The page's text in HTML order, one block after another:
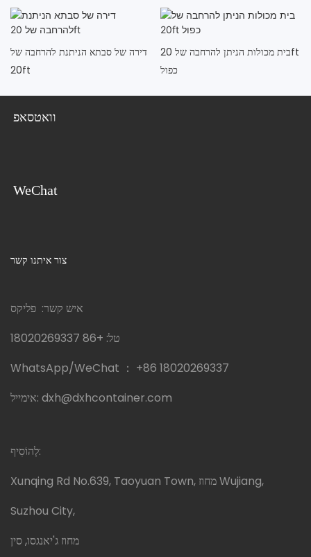
דירה של סבתא הניתנת להרחבה של
20ft
בית מכולות הניתן להרחבה של 20ft
כפול
וואטסאפ
WeChat
צור איתנו קשר
איש קשר: פליקס
טל: +86 18020269337
WhatsApp/WeChat ： +86 18020269337
אימייל: dxh@dxhcontainer.com
לְהוֹסִיף:
Xunqing Rd No.639, Taoyuan Town, מחוז Wujiang,
Suzhou City,
מחוז ג'יאנגסו, סין